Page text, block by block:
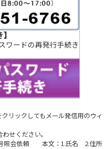
ワードの再発行手続き
リックしてもメール発信用のウィ
せください｡
照会依頼 本文：1.氏名 2.住所